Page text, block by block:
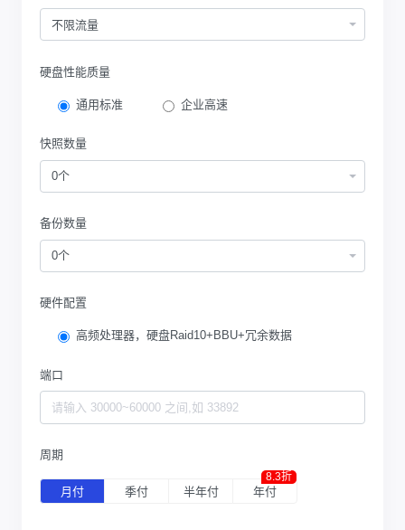
不限流量
硬盘性能质量
通用标准 企业高速
快照数量
0个
备份数量
0个
硬件配置
高频处理器，硬盘Raid10+BBU+冗余数据
端口
周期
月付 季付 半年付 年付
8.3折